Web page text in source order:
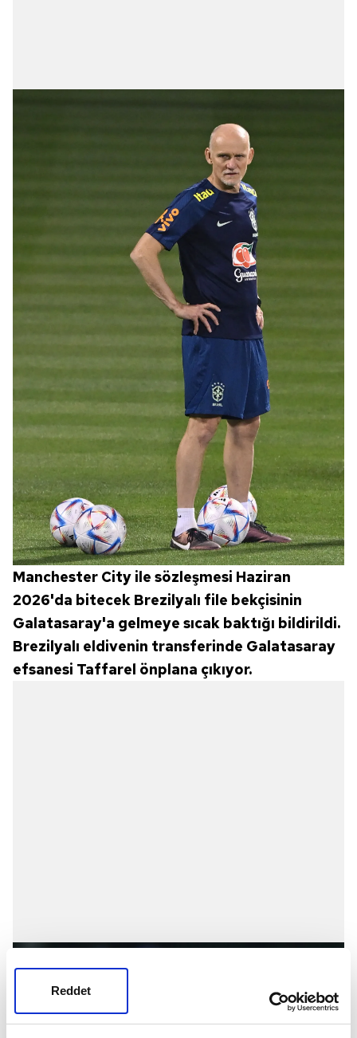
Reddet
Manchester City ile sözleşmesi Haziran
2026'da bitecek Brezilyalı file bekçisinin
Galatasaray'a gelmeye sıcak baktığı bildirildi.
Brezilyalı eldivenin transferinde Galatasaray
efsanesi Taffarel önplana çıkıyor.